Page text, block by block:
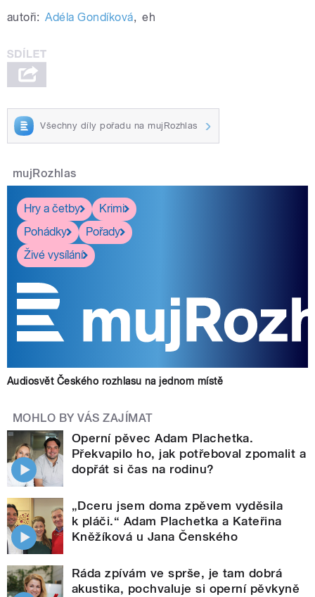
autoři: Adéla Gondíková, eh
Všechny díly pořadu na mujRozhlas
mujRozhlas
Hry a četby
Krimi
Pohádky
Pořady
Živé vysílání
Audiosvět Českého rozhlasu na jednom místě
MOHLO BY VÁS ZAJÍMAT
Operní pěvec Adam Plachetka.
Překvapilo ho, jak potřeboval zpomalit a
dopřát si čas na rodinu?
„Dceru jsem doma zpěvem vyděsila
k pláči.“ Adam Plachetka a Kateřina
Kněžíková u Jana Čenského
Ráda zpívám ve sprše, je tam dobrá
akustika, pochvaluje si operní pěvkyně